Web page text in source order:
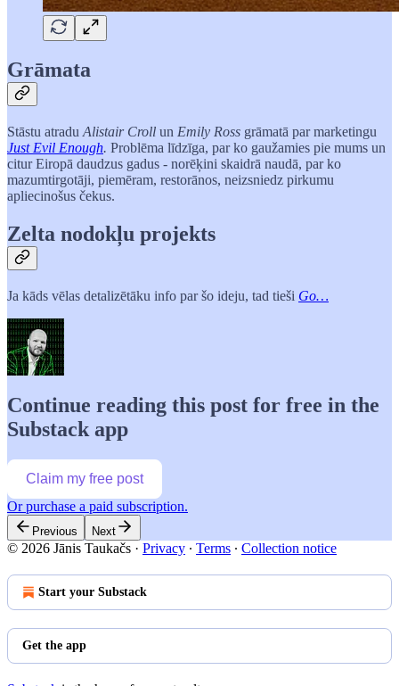
Grāmata
Stāstu atradu Alistair Croll un Emily Ross grāmatā par marketingu
Just Evil Enough. Problēma līdzīga, par ko gaužamies pie mums un
citur Eiropā daudzus gadus - norēķini skaidrā naudā, par ko
mazumtirgotāji, piemēram, restorānos, neizsniedz pirkumu
apliecinošus čekus.
Zelta nodokļu projekts
Ja kāds vēlas detalizētāku info par šo ideju, tad tieši Go…
Continue reading this post for free in the
Substack app
Claim my free post
Or purchase a paid subscription.
Previous Next
© 2026 Jānis Taukačs · Privacy ∙ Terms ∙ Collection notice
Start your Substack
Get the app